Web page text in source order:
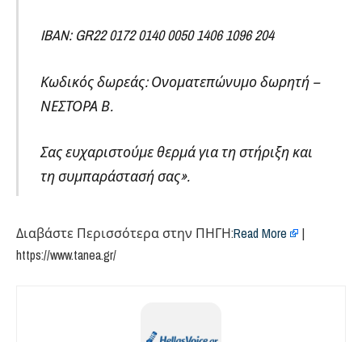
IBAN: GR22 0172 0140 0050 1406 1096 204
Κωδικός δωρεάς: Ονοματεπώνυμο δωρητή –
ΝΕΣΤΟΡΑ Β.
Σας ευχαριστούμε θερμά για τη στήριξη και
τη συμπαράστασή σας».
Διαβάστε Περισσότερα στην ΠΗΓΗ:​Read More
|
https://www.tanea.gr/